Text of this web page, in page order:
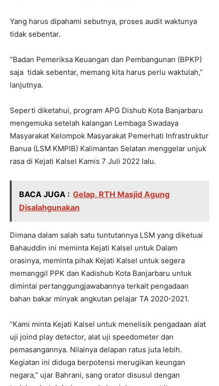
Yang harus dipahami sebutnya, proses audit waktunya
tidak sebentar.
“Badan Pemeriksa Keuangan dan Pembangunan (BPKP)
saja tidak sebentar, memang kita harus perlu waktulah,”
lanjutnya.
Seperti diketahui, program APG Dishub Kota Banjarbaru
mengemuka setelah kalangan Lembaga Swadaya
Masyarakat Kelompok Masyarakat Pemerhati Infrastruktur
Banua (LSM KMPIB) Kalimantan Selatan menggelar unjuk
rasa di Kejati Kalsel Kamis 7 Juli 2022 lalu.
BACA JUGA : Gelap, RTH Masjid Agung
Disalahgunakan
Dimana dalam salah satu tuntutannya LSM yang diketuai
Bahauddin ini meminta Kejati Kalsel untuk Dalam
orasinya, meminta pihak Kejati Kalsel untuk segera
memanggil PPK dan Kadishub Kota Banjarbaru untuk
dimintai pertanggungjawabannya terkait pengadaan
bahan bakar minyak angkutan pelajar TA 2020-2021.
“Kami minta Kejati Kalsel untuk menelisik pengadaan alat
uji joind play detector, alat uji speedometer dan
pemasangannya. Nilainya delapan ratus juta lebih.
Kegiatan ini diduga berpotensi merugikan keungan
negara,” ujar Bahrani, sang orator disusul dengan